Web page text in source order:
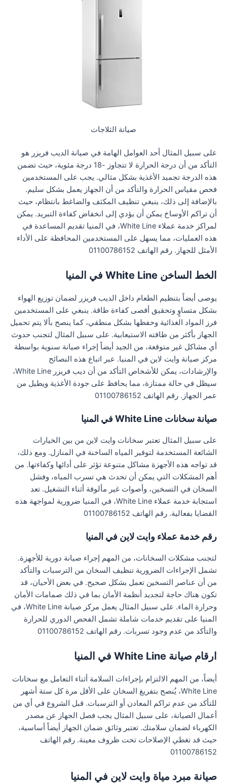
صيانة الثلاجات
على سبيل المثال أحد العوامل الهامة في صيانة الديب فريزر هو
التأكد من أن درجة الحرارة لا تتجاوز -18 درجة مئوية، حيث تضمن
هذه الدرجة تجميد الأغذية بشكل مثالي. يجب على المستخدمين
فحص مقياس الحرارة والتأكد من أن الجهاز يعمل بشكل سليم.
بالإضافة إلى ذلك، ينبغي تنظيف المكثف والضاغط بانتظام، حيث
أن تراكم الأوساخ يمكن أن يؤدي إلى انخفاض كفاءة التبريد. يمكن
لمراكز خدمة عملاء White Line، في المنيا تقديم المساعدة في
هذه العمليات، مما يسهل على المستخدمين المحافظة على الأداء
الأمثل للجهاز. رقم الهاتف 01100786152
الخط الساخن White Line في المنيا
يوصى أيضاً بتنظيم الطعام داخل الديب فريزر لضمان توزيع الهواء
بشكل متساوٍ وتحقيق أقصى كفاءة طاقة. ينبغي على المستخدمين
فرز المواد الغذائية وحفظها بشكل منطقي، كما ينصح بألا يتم تحميل
الجهاز بأكثر من طاقته الاستيعابية. على سبيل المثال لتجنب حدوث
أي مشاكل غير متوقعة، من الجيد أيضاً إجراء صيانة سنوية بواسطة
مركز صيانة وايت لاين في المنيا. عبر اتباع هذه النصائح
والإرشادات، يمكن للأشخاص التأكد من أن ديب فريزر White Line،
سيظل في حالة ممتازة، مما يحافظ على جودة الأغذية ويطيل من
عمر الجهاز. رقم الهاتف 01100786152
صيانة سخانات White Line في المنيا
على سبيل المثال تعتبر سخانات وايت لاين من بين الخيارات
الشائعة المستخدمة لتوفير المياه الساخنة في المنازل. ومع ذلك،
قد تواجه هذه الأجهزة مشاكل متنوعة تؤثر على أدائها وكفاءتها. من
أهم المشكلات التي يمكن أن تحدث هي تسرب المياه، وفشل
السخان في التسخين، وأصوات غير مألوفة أثناء التشغيل. تعد
استجابة خدمة عملاء White Line، في المنيا ضرورية لمواجهة هذه
القضايا بفعالية. رقم الهاتف 01100786152
رقم خدمة عملاء وايت لاين في المنيا
لتجنب مشكلات السخانات، من المهم إجراء صيانة دورية للأجهزة.
تشمل الإجراءات الضرورية تنظيف السخان من الترسبات والتأكد
من أن عناصر التسخين تعمل بشكل صحيح. في بعض الأحيان، قد
تكون هناك حاجة لتجديد أنظمة الأمان بما في ذلك صمامات الأمان
وحرارة الماء. على سبيل المثال يعمل مركز صيانة White Line، في
المنيا على تقديم خدمات شاملة تشمل الفحص الدوري للحرارة
والتأكد من عدم وجود تسربات. رقم الهاتف 01100786152
ارقام صيانة White Line في المنيا
أيضاً، من المهم الالتزام بإجراءات السلامة أثناء التعامل مع سخانات
White Line، يُنصح بتفريغ السخان على الأقل مرة كل ستة أشهر
للتأكد من عدم تراكم المعادن أو الترسبات. قبل الشروع في أي من
أعمال الصيانة، على سبيل المثال يجب فصل الجهاز عن مصدر
الكهرباء لضمان سلامتك. تعتبر وثائق ضمان الجهاز أيضاً أساسية،
حيث قد تغطي الإصلاحات تحت ظروف معينة. رقم الهاتف
01100786152
صيانة مبرد مياة وايت لاين في المنيا